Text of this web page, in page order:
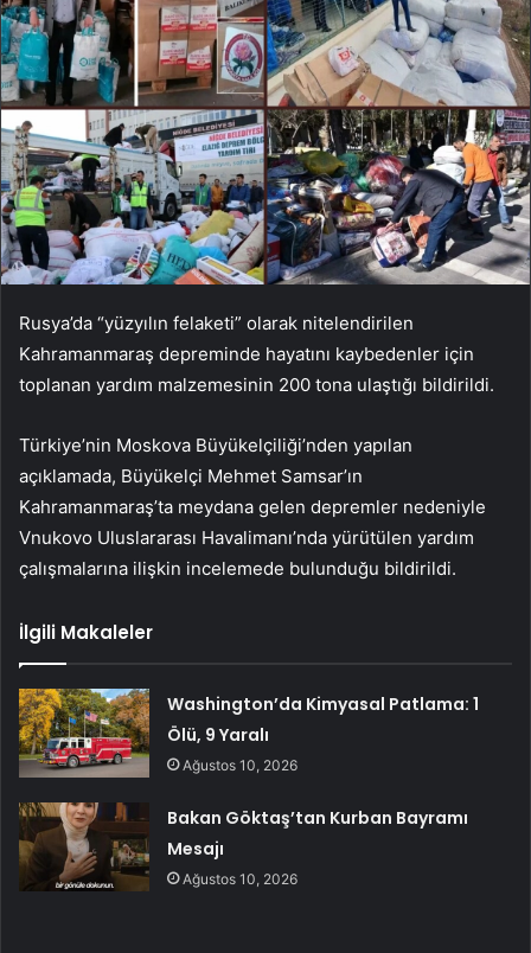
Rusya’da “yüzyılın felaketi” olarak nitelendirilen
Kahramanmaraş depreminde hayatını kaybedenler için
toplanan yardım malzemesinin 200 tona ulaştığı bildirildi.
Türkiye’nin Moskova Büyükelçiliği’nden yapılan
açıklamada, Büyükelçi Mehmet Samsar’ın
Kahramanmaraş’ta meydana gelen depremler nedeniyle
Vnukovo Uluslararası Havalimanı’nda yürütülen yardım
çalışmalarına ilişkin incelemede bulunduğu bildirildi.
İlgili Makaleler
Washington’da Kimyasal Patlama: 1
Ölü, 9 Yaralı
Ağustos 10, 2026
Bakan Göktaş’tan Kurban Bayramı
Mesajı
Ağustos 10, 2026